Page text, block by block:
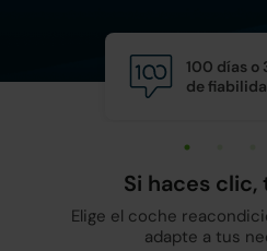
100 días o
de
Si haces clic,
Elige el coche
adapte a tus